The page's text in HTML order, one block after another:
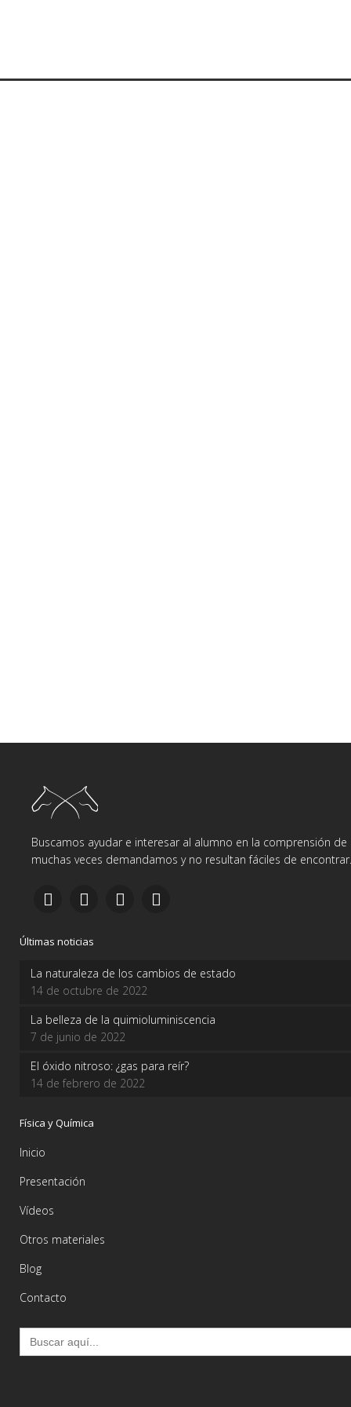
Buscamos ayudar e interesar al alumno en la comprensión
muchas veces demandamos y no resultan fáciles de encontrar.
Últimas noticias
La naturaleza de los cambios de estado
14 de octubre de 2022
La belleza de la quimioluminiscencia
7 de junio de 2022
El óxido nitroso: ¿gas para reír?
14 de febrero de 2022
Física y Química
Inicio
Presentación
Vídeos
Otros materiales
Blog
Contacto
Buscar: